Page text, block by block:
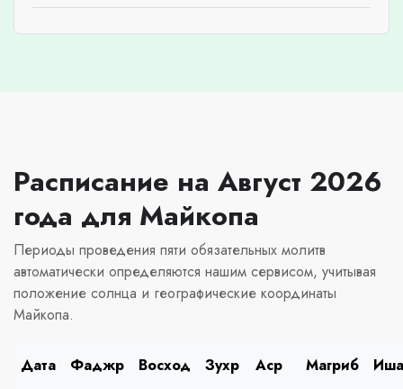
Расписание на Август 2026
года для Майкопа
Периоды проведения пяти обязательных молитв
автоматически определяются нашим сервисом, учитывая
положение солнца и географические координаты
Майкопа.
Дата Фаджр Восход Зухр Аср Магриб Иша